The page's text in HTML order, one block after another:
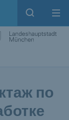
Open
по